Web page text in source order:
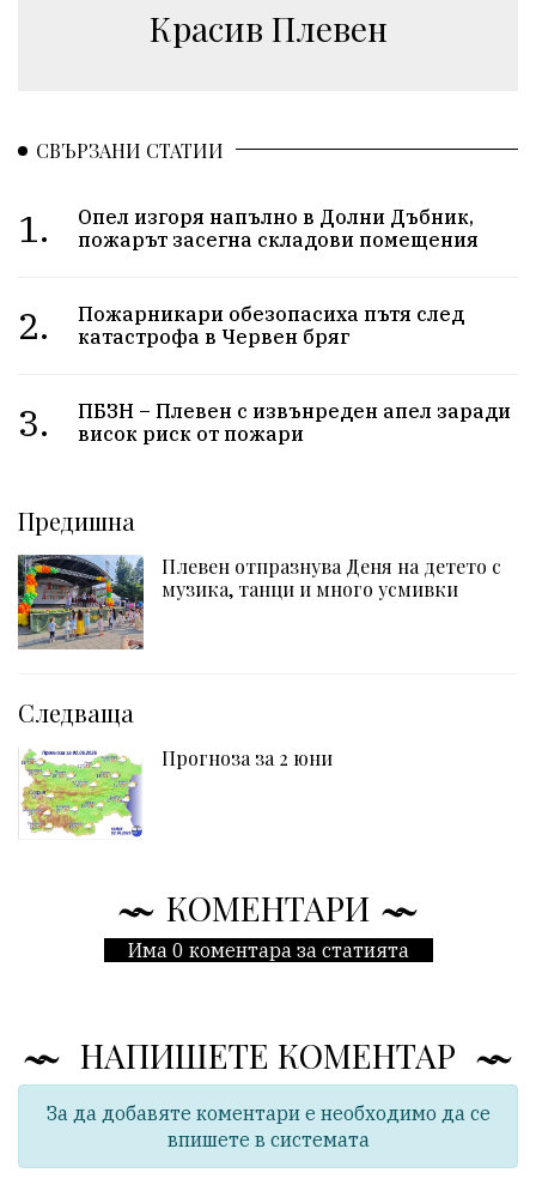
Красив Плевен
СВЪРЗАНИ СТАТИИ
1.
Опел изгоря напълно в Долни Дъбник,
пожарът засегна складови помещения
2.
Пожарникари обезопасиха пътя след
катастрофа в Червен бряг
3.
ПБЗН – Плевен с извънреден апел заради
висок риск от пожари
Предишна
Плевен отпразнува Деня на детето с
музика, танци и много усмивки
Следваща
Прогноза за 2 юни
КОМЕНТАРИ
Има 0 коментара за статията
НАПИШЕТЕ КОМЕНТАР
За да добавяте коментари е необходимо да се
впишете в системата